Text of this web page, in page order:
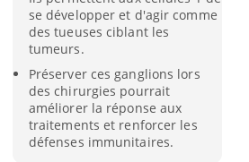
se développer et d'agir comme
des tueuses ciblant les
tumeurs.
Préserver ces ganglions lors
des chirurgies pourrait
améliorer la réponse aux
traitements et renforcer les
défenses immunitaires.